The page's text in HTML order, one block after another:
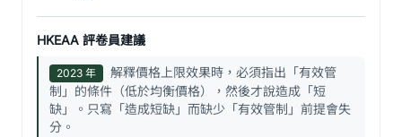
HKEAA 評卷員建議
2023 年
解釋價格上限效果時，必須指出「有效管
制」的條件（低於均衡價格），然後才說造成「短
缺」。只寫「造成短缺」而缺少「有效管制」前提會失
分。